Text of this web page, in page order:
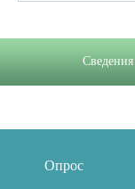
Опрос